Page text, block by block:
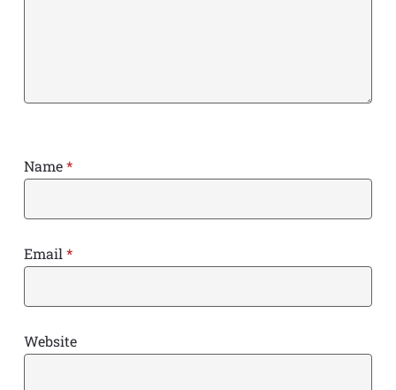
Name*
Email *
Website